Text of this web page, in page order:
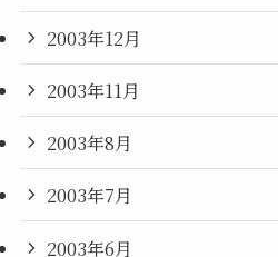
2003年12月
2003年11月
2003年8月
2003年7月
2003年6月